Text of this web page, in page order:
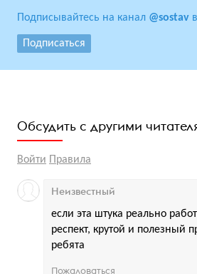
Подписывайтесь на канал @sostav
Подписаться
Обсудить с другими
Войти Правила
если эта штука реально
респект, крутой и полезный
ребята
Неизвестный
Пожаловаться